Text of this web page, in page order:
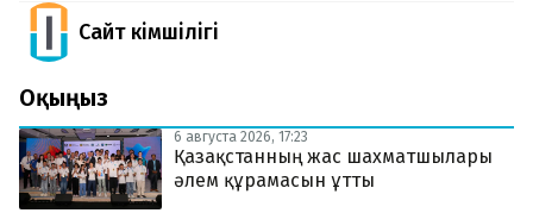
Сайт Әкімшілігі
Оқыңыз
6 августа 2026, 17:23
Қазақстанның жас шахматшылары
әлем құрамасын ұтты